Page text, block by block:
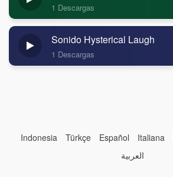
1 Descargas
Sonido Hysterical Laugh
1 Descargas
Indonesia Türkçe Español Italiana
العربية